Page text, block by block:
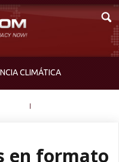
CLIMÁTICA
en formato